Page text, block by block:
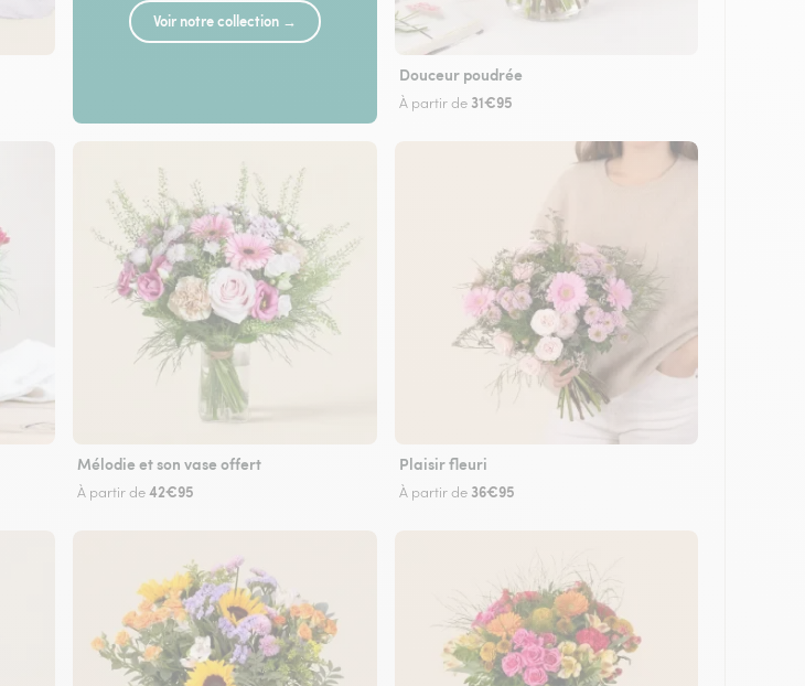
Voir notre collection →
Douceur poudrée
À partir de 31€95
Mélodie et son vase offert
À partir de42€95
Plaisir fleuri
À partir de 36€95